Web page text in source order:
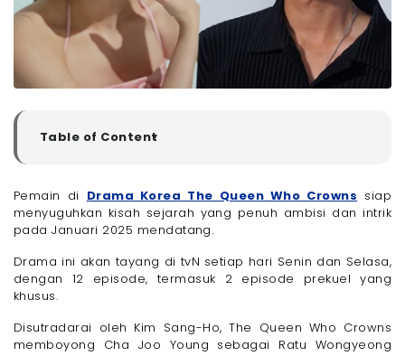
Table of Content
▼
- 1. Cha Joo-Young sebagai Ratu Wongyeong
- 2. Lee Hyun-Wook sebagai Raja Taejong
Pastikan Internetmu Lancar untuk Nonton Drama
100 + 50 Mbps dari Megavision, Dipastikan Tanpa
Buffering!
Akhir Kata
Pemain di Drama Korea The Queen Who Crowns siap
menyuguhkan kisah sejarah yang penuh ambisi dan intrik
pada Januari 2025 mendatang.
Drama ini akan tayang di tvN setiap hari Senin dan Selasa,
dengan 12 episode, termasuk 2 episode prekuel yang
khusus.
Disutradarai oleh Kim Sang-Ho, The Queen Who Crowns
memboyong Cha Joo Young sebagai Ratu Wongyeong